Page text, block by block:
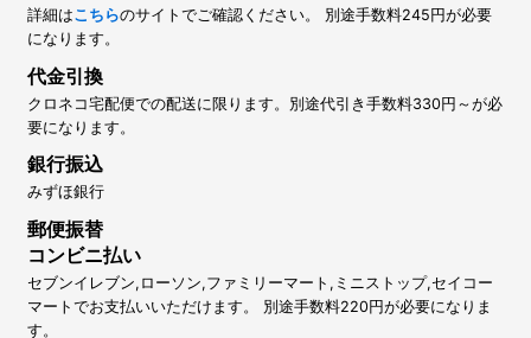
詳細はこちらのサイトでご確認ください。 別途手数料245円が必要
になります。
代金引換
クロネコ宅配便での配送に限ります。別途代引き手数料330円～が必
要になります。
銀行振込
みずほ銀行
郵便振替
コンビニ払い
セブンイレブン,ローソン,ファミリーマート,ミニストップ,セイコー
マートでお支払いいただけます。 別途手数料220円が必要になりま
す。